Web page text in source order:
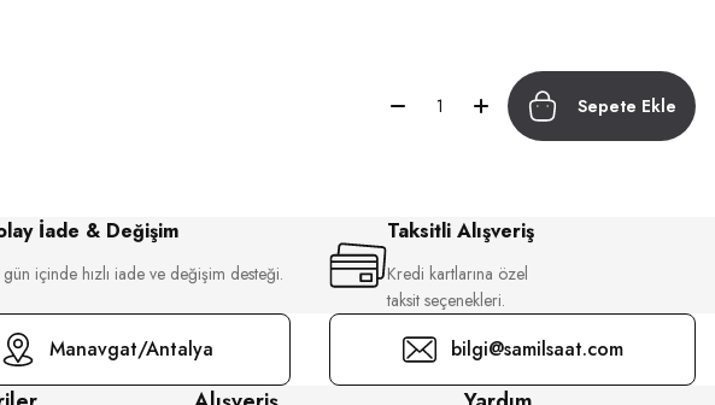
Sepete Ekle
İade & Değişim
gün içinde hızlı iade ve değişim desteği.
Taksitli Alışveriş
Kredi kartlarına özel
taksit seçenekleri.
Manavgat/Antalya bilgi@samilsaat.com